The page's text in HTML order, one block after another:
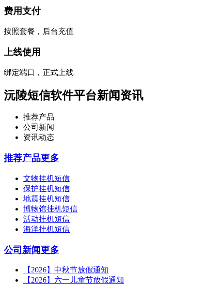
费用支付
按照套餐，后台充值
上线使用
绑定端口，正式上线
沅陵短信软件平台新闻资讯
推荐产品
公司新闻
资讯动态
推荐产品更多
文物挂机短信
保护挂机短信
地震挂机短信
博物馆挂机短信
活动挂机短信
海洋挂机短信
公司新闻更多
【2026】中秋节放假通知
【2026】六一儿童节放假通知